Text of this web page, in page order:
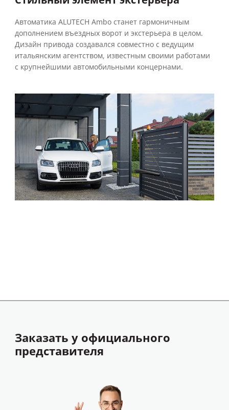
Автоматика ALUTECH Ambo станет гармоничным
дополнением въездных ворот и экстерьера в целом.
Дизайн привода создавался совместно с ведущим
итальянским агентством, известным своими работами
с крупнейшими автомобильными концернами.
Заказать у официального
представителя